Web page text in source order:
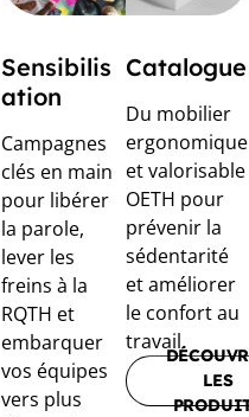
Sensibilis
ation
Campagnes
clés en main
pour libérer
la parole,
lever les
freins à la
RQTH et
embarquer
vos équipes
vers plus
Catalogue
Du mobilier
ergonomique
et valorisable
OETH pour
prévenir la
sédentarité
et améliorer
le confort au
travail.
LES